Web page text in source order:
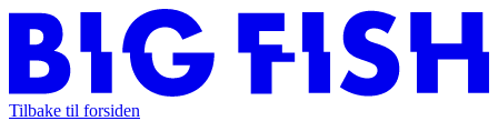
Tilbake til forsiden